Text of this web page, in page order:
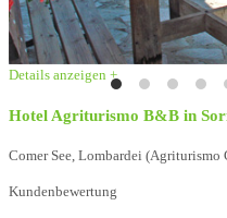
Details anzeigen +
Hotel Agriturismo B&B in
Comer See, Lombardei (Agriturismo
Kundenbewertung